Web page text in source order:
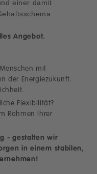
einer damit
Angebot.
mit
der Energiezukunft.
Flexibilität?
Rahmen Ihrer
- gestalten wir
in einem stabilen,